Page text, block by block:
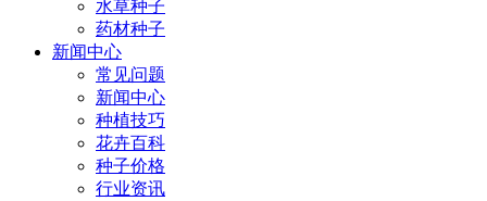
水草种子
药材种子
新闻中心
常见问题
新闻中心
种植技巧
花卉百科
种子价格
行业资讯